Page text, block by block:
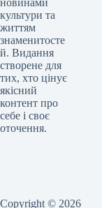
новинами
культури та
життям
знаменитосте
й. Видання
створене для
тих, хто цінує
якісний
контент про
себе і своє
оточення.
Copyright © 2026